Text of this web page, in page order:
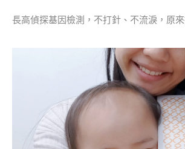
長高偵探基因檢測，不打針、不流淚，原